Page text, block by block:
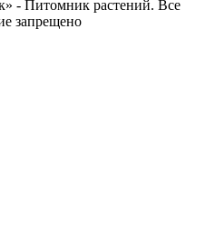
- Питомник растений. Все
запрещено